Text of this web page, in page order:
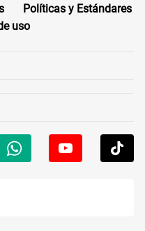
Políticas y Estándares
uso